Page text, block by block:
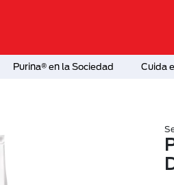
Purina® en la Sociedad Cuida